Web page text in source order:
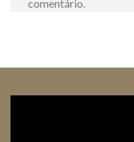
comentário.